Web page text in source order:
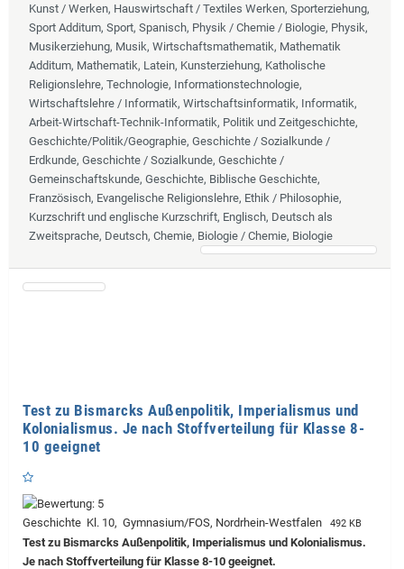
Kunst / Werken, Hauswirtschaft / Textiles Werken, Sporterziehung,
Sport Additum, Sport, Spanisch, Physik / Chemie / Biologie, Physik,
Musikerziehung, Musik, Wirtschaftsmathematik, Mathematik
Additum, Mathematik, Latein, Kunsterziehung, Katholische
Religionslehre, Technologie, Informationstechnologie,
Wirtschaftslehre / Informatik, Wirtschaftsinformatik, Informatik,
Arbeit-Wirtschaft-Technik-Informatik, Politik und Zeitgeschichte,
Geschichte/Politik/Geographie, Geschichte / Sozialkunde /
Erdkunde, Geschichte / Sozialkunde, Geschichte /
Gemeinschaftskunde, Geschichte, Biblische Geschichte,
Französisch, Evangelische Religionslehre, Ethik / Philosophie,
Kurzschrift und englische Kurzschrift, Englisch, Deutsch als
Zweitsprache, Deutsch, Chemie, Biologie / Chemie, Biologie
Test zu Bismarcks Außenpolitik, Imperialismus und
Kolonialismus. Je nach Stoffverteilung für Klasse 8-
10 geeignet
Geschichte Kl. 10, Gymnasium/FOS, Nordrhein-Westfalen 492 KB
Test zu Bismarcks Außenpolitik, Imperialismus und Kolonialismus.
Je nach Stoffverteilung für Klasse 8-10 geeignet.